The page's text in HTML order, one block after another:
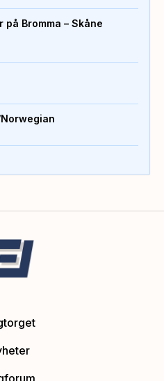
Bromma – Skåne